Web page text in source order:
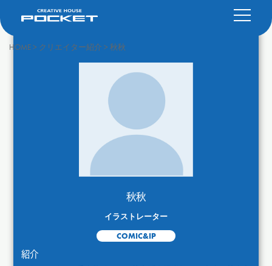
HOME> クリエイター紹介 > 秋秋
秋秋
イラストレーター
COMIC&IP
紹介